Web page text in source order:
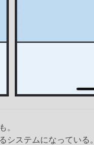
。
システムになっている。